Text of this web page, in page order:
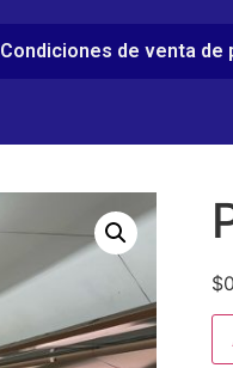
Condiciones de venta de
$0